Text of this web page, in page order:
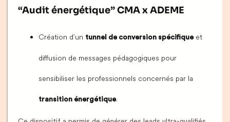
“Audit énergétique” CMA x ADEME
Création d’un tunnel de conversion spécifiqueet
diffusion de messages pédagogiques pour
sensibiliser les professionnels concernés par la
transition énergétique.